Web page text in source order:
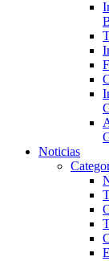
Noticias